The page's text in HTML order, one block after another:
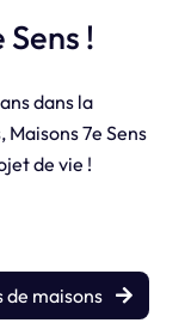
!
dans la
7e Sens
de vie !
de maisons